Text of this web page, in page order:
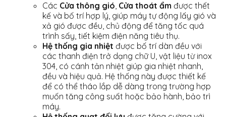
Các Cửa thông gió Cửa thoát ẩm được thết
kế và bố trí hợp lý, giúp máy tự động lấy gió và
xả gió được đều, chủ động để tăng tốc quá
trình sấy, tiết kiệm điện năng tiêu thụ.
Hệ thống gia nhiệt được bố trí dàn đều với
các thanh điện trở dạng chữ U, vật liệu từ inox
304, có cánh tản nhiệt giúp gia nhiệt nhanh,
đều và hiệu quả. Hệ thống này được thiết kế
để có thể tháo lắp dễ dàng trong trường hợp
muốn tăng công suất hoặc bảo hành, bảo trì
máy.